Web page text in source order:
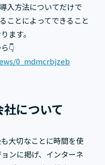
入方法についてだけで
ことによってできること
ます。
👇
0_mdmcrbjzeb
について
大切なことに時間を使
ンに掲げ、インターネ